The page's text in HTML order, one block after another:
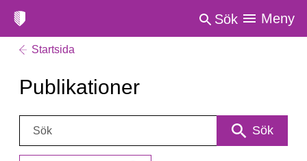
Sök Meny
Startsida
Publikationer
Sök: Sök